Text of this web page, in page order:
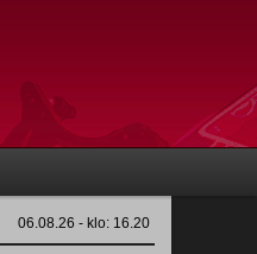
06.08.26 - klo: 16.20